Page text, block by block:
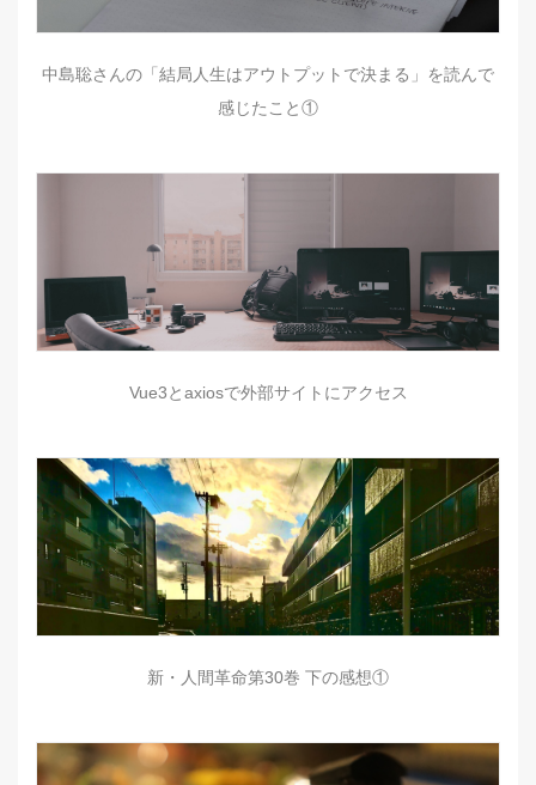
中島聡さんの「結局人生はアウトプットで決まる」を読んで
感じたこと①
Vue3とaxiosで外部サイトにアクセス
新・人間革命第30巻 下の感想①